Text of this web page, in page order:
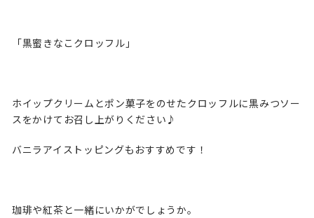
「黒蜜きなこクロッフル」
ホイップクリームとポン菓子をのせたクロッフルに黒みつソー
スをかけてお召し上がりください♪
バニラアイストッピングもおすすめです！
珈琲や紅茶と一緒にいかがでしょうか。